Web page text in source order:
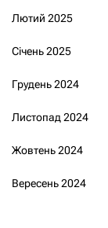
Лютий 2025
Січень 2025
Грудень 2024
Листопад 2024
Жовтень 2024
Вересень 2024